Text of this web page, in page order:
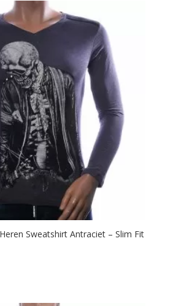
Sweatshirt Antraciet – Slim Fit